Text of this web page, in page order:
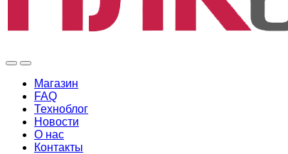
Магазин
FAQ
Техноблог
Новости
О нас
Контакты